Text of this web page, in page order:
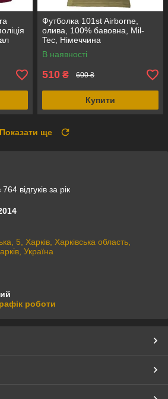
Футболка 101st Airborne,
олива, 100% бавовна, Mil-
Tec, Німеччина
В наявності
510 ₴ 600 ₴
Купити
Показати ще
відгуків за рік
5, Харків, Харківська область,
Україна
роботи